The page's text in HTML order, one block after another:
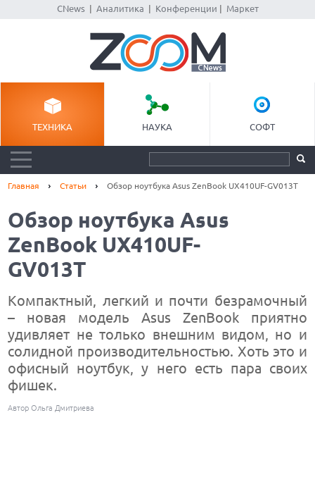
CNews| Аналитика Конференции Маркет
ТЕХНИКА НАУКА СОФТ
Главная Статьи Обзор ноутбука Asus ZenBook UX410UF-GV013T
Обзор ноутбука Asus
ZenBook UX410UF-
GV013T
Компактный, легкий и почти безрамочный
– новая модель Asus ZenBook приятно
удивляет не только внешним видом, но и
солидной производительностью. Хоть это и
офисный ноутбук, у него есть пара своих
фишек.
Автор Ольга Дмитриева